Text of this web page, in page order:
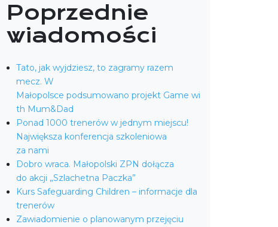
Poprzednie
wiadomości
Tato, jak wyjdziesz, to zagramy razem
mecz. W
Małopolsce podsumowano projekt Game wi
th Mum&Dad
Ponad 1000 trenerów w jednym miejscu!
Największa konferencja szkoleniowa
za nami
Dobro wraca. Małopolski ZPN dołącza
do akcji „Szlachetna Paczka”
Kurs Safeguarding Children – informacje dla
trenerów
Zawiadomienie o planowanym przejęciu